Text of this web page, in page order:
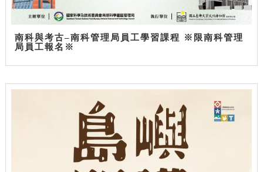
南科與考古–南科管理局員工學習課程 ※限南科管理
局員工報名※